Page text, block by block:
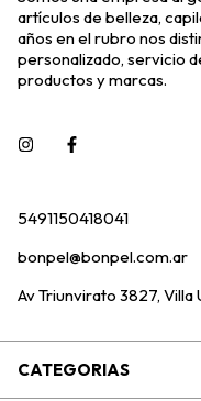
artículos de belleza,
años en el rubro nos
personalizado, servicio
productos y marcas.
5491150418041
bonpel@bonpel.com.ar
Av Triunvirato 3827, Villa
CATEGORIAS